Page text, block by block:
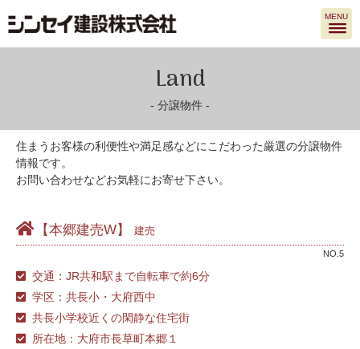
MENU
Land
分譲物件
住まうお客様の利便性や満足感などにこだわった厳選の分譲物件
情報です。
お問い合わせなどお気軽にお寄せ下さい。
【本郷建売W】 建売
NO.5
交通：JR共和駅まで自転車で約6分
学区：共長小・大府西中
共長小学校近くの閑静な住宅街
所在地：大府市長草町本郷１